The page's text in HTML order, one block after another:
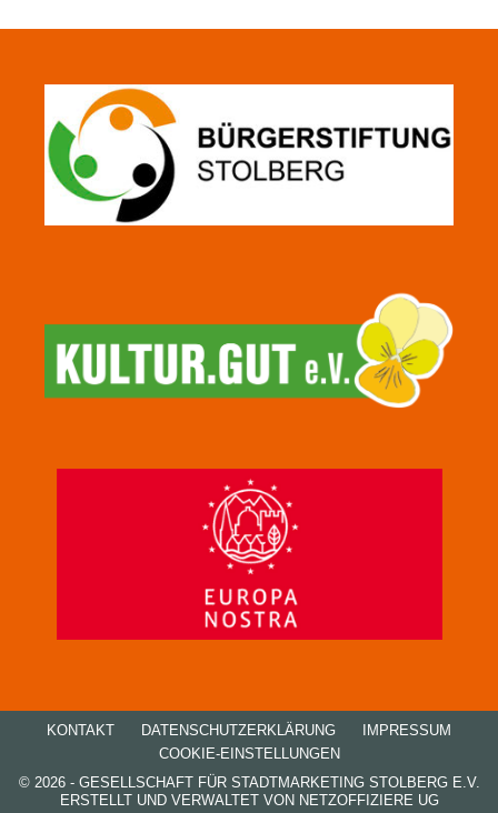
KONTAKT DATENSCHUTZ­ERKLÄRUNG
IMPRESSUM
COOKIE-EINSTELLUNGEN
© 2026 - GESELLSCHAFT FÜR STADTMARKETING STOLBERG E.V.
ERSTELLT UND VERWALTET VON NETZOFFIZIERE UG